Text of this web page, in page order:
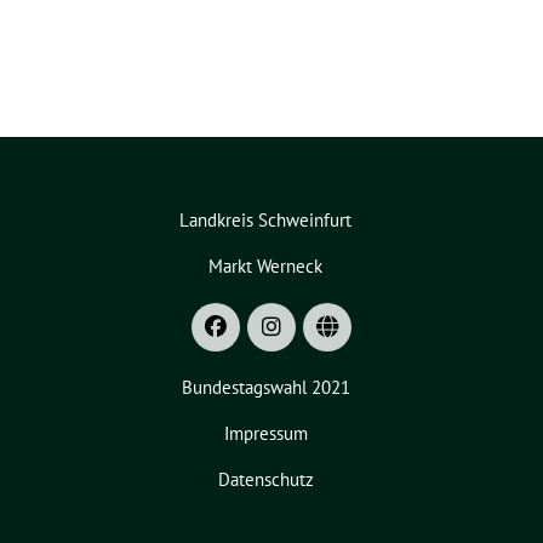
Landkreis Schweinfurt
Markt Werneck
Bundestagswahl 2021
Impressum
Datenschutz